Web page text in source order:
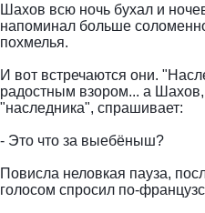
Шахов всю ночь бухал и
напоминал больше
похмелья.
И вот встречаются они.
радостным взором... а Шахов,
"наследника", спрашивает:
- Это что за выебёныш?
Повисла неловкая пауза,
голосом спросил по-